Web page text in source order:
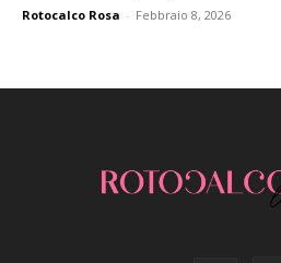
Rotocalco Rosa - Febbraio 8, 2026